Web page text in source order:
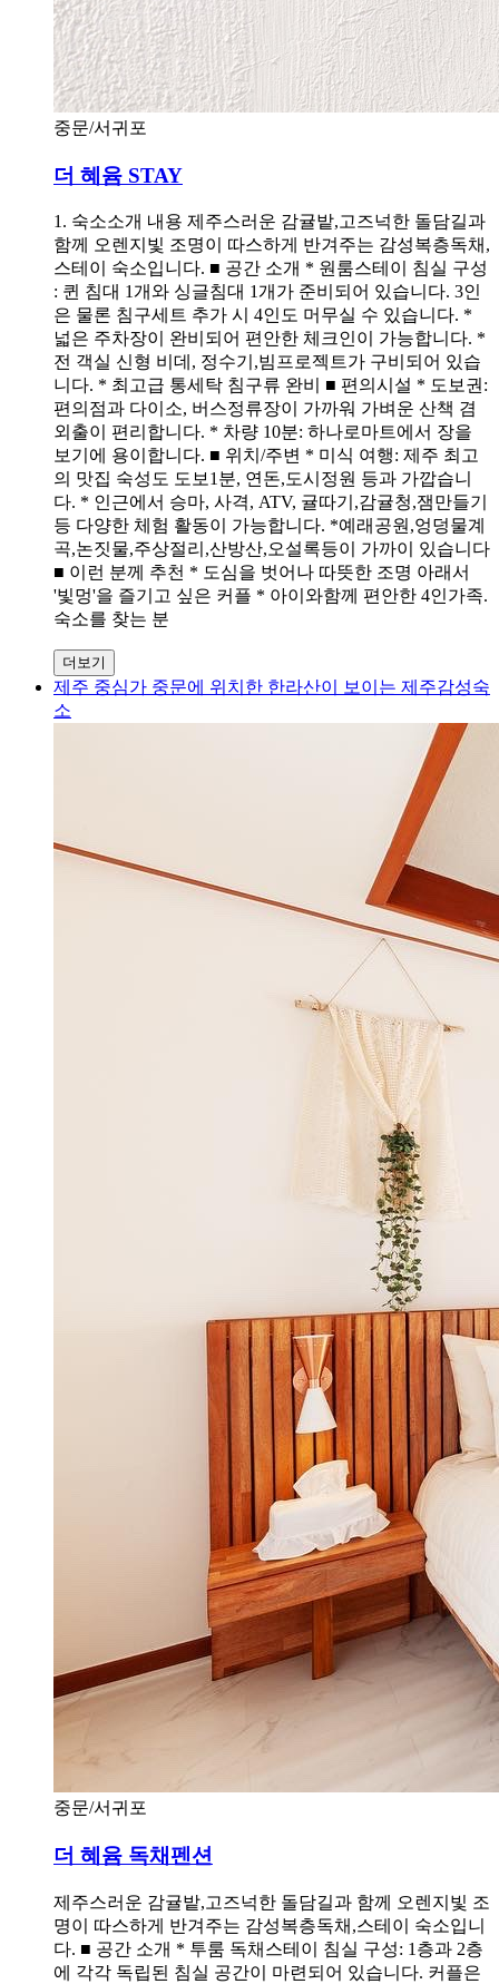
중문/서귀포
더 혜윰 STAY
1. 숙소소개 내용 제주스러운 감귤밭,고즈넉한 돌담길과
함께 오렌지빛 조명이 따스하게 반겨주는 감성복층독채,
스테이 숙소입니다. ■ 공간 소개 * 원룸스테이 침실 구성
: 퀸 침대 1개와 싱글침대 1개가 준비되어 있습니다. 3인
은 물론 침구세트 추가 시 4인도 머무실 수 있습니다. *
넓은 주차장이 완비되어 편안한 체크인이 가능합니다. *
전 객실 신형 비데, 정수기,빔프로젝트가 구비되어 있습
니다. * 최고급 통세탁 침구류 완비 ■ 편의시설 * 도보권:
편의점과 다이소, 버스정류장이 가까워 가벼운 산책 겸
외출이 편리합니다. * 차량 10분: 하나로마트에서 장을
보기에 용이합니다. ■ 위치/주변 * 미식 여행: 제주 최고
의 맛집 숙성도 도보1분, 연돈,도시정원 등과 가깝습니
다. * 인근에서 승마, 사격, ATV, 귤따기,감귤청,잼만들기
등 다양한 체험 활동이 가능합니다. *예래공원,엉덩물계
곡,논짓물,주상절리,산방산,오설록등이 가까이 있습니다
■ 이런 분께 추천 * 도심을 벗어나 따뜻한 조명 아래서
'빛멍'을 즐기고 싶은 커플 * 아이와함께 편안한 4인가족.
숙소를 찾는 분
더보기
제주 중심가 중문에 위치한 한라산이 보이는 제주감성숙
소
중문/서귀포
더 혜윰 독채펜션
제주스러운 감귤밭,고즈넉한 돌담길과 함께 오렌지빛 조
명이 따스하게 반겨주는 감성복층독채,스테이 숙소입니
다. ■ 공간 소개 * 투룸 독채스테이 침실 구성: 1층과 2층
에 각각 독립된 침실 공간이 마련되어 있습니다. 커플은